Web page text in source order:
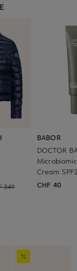
349
BABOR
DOCTOR
Cream
CHF 40